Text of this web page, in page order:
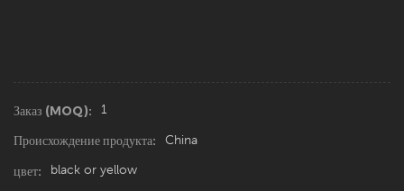
Заказ (MOQ): 1
Происхождение продукта: China
цвет: black or yellow